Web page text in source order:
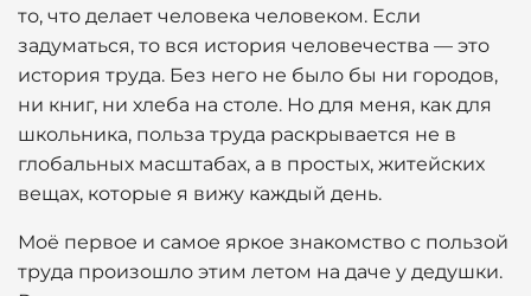
то, что делает человека человеком. Если
задуматься, то вся история человечества — это
история труда. Без него не было бы ни городов,
ни книг, ни хлеба на столе. Но для меня, как для
школьника, польза труда раскрывается не в
глобальных масштабах, а в простых, житейских
вещах, которые я вижу каждый день.
Моё первое и самое яркое знакомство с пользой
труда произошло этим летом на даче у дедушки.